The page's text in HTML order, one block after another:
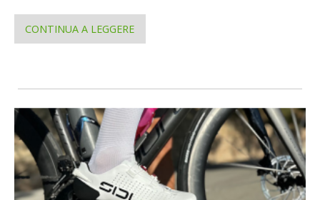
CONTINUA A LEGGERE